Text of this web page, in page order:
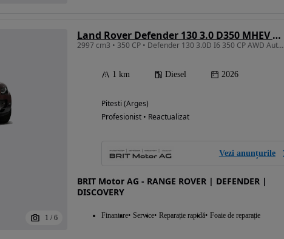
1 / 6
Land Rover Defender 130 3.0 D350 MHEV X-Dynamic HSE
2997 cm3 • 350 CP • Defender 130 3.0D I6 350 CP AWD Auto MHEV X-Dynamic HSE
1 km Diesel 2026
Pitesti (Arges)
Profesionist • Reactualizat
Vezi anunțurile
BRIT Motor AG - RANGE ROVER | DEFENDER |
DISCOVERY
Finantare Service Reparație rapidă Foaie de reparație